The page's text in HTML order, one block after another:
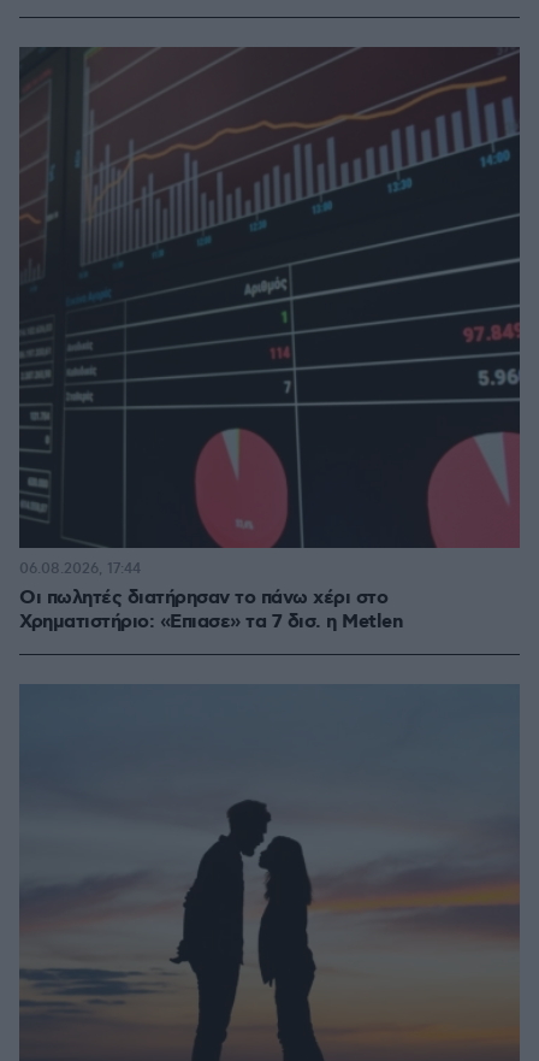
Οι πωλητές διατήρησαν το πάνω χέρι στο
Χρηματιστήριο: «Επιασε» τα 7 δισ. η Metlen
06.08.2026, 17:44